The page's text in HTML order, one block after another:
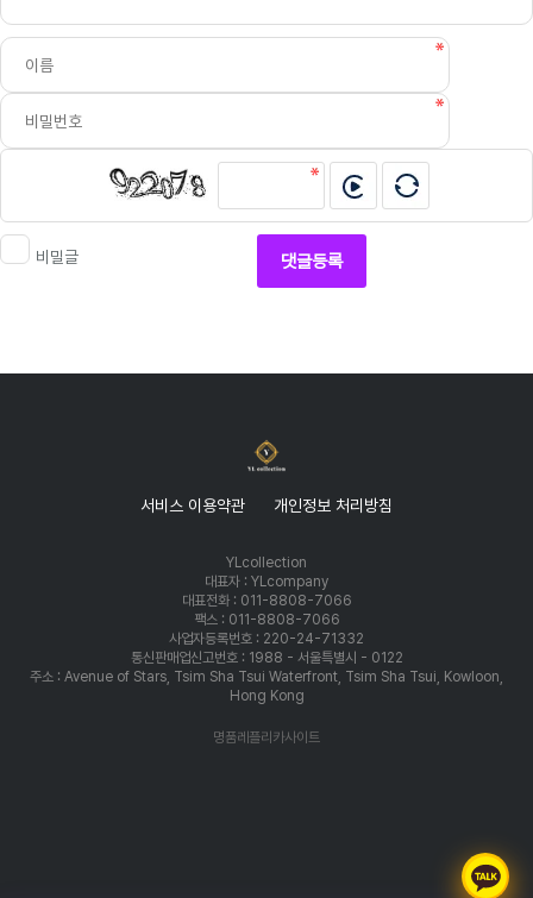
비밀글 댓글등록
서비스 이용약관 개인정보 처리방침
YLcollection
대표자 : YLcompany
대표전화 : 011-8808-7066
팩스 : 011-8808-7066
사업자등록번호 : 220-24-71332
통신판매업신고번호 : 1988 - 서울특별시 - 0122
주소 : Avenue of Stars, Tsim Sha Tsui Waterfront, Tsim Sha Tsui, Kowloon,
Hong Kong
명품레플리카사이트